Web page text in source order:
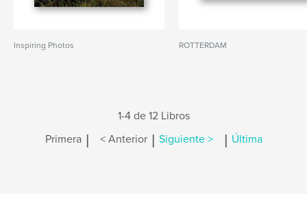
Inspiring Photos ROTTERDAM
1-4 de 12 Libros
Primera | < Anterior | Siguiente > | Última